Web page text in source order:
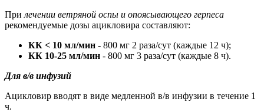
При лечении ветряной оспы и опоясывающего герпеса
рекомендуемые дозы ацикловира составляют:
КК < 10 мл/мин - 800 мг 2 раза/сут (каждые 12 ч);
КК 10-25 мл/мин - 800 мг 3 раза/сут (каждые 8 ч).
Для в/в инфузий
Ацикловир вводят в виде медленной в/в инфузии в течение 1
ч.